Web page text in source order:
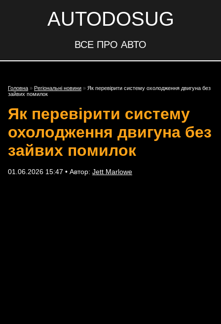
AUTODOSUG
ВСЕ ПРО АВТО
Головна » Регіональні новини » Як перевірити систему охолодження двигуна без
зайвих помилок
Як перевірити систему
охолодження двигуна без
зайвих помилок
01.06.2026 15:47 • Автор: Jett Marlowe